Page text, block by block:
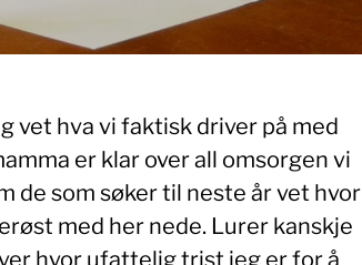
vet hva vi faktisk driver på med
er klar over all omsorgen vi
de som søker til neste år vet hvor
med her nede. Lurer kanskje
hvor ufattelig trist jeg er for å